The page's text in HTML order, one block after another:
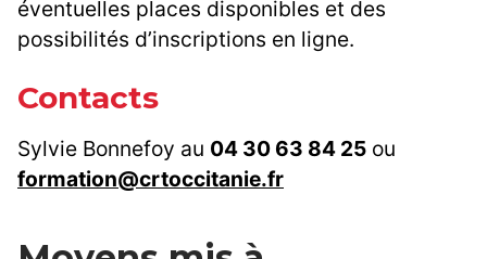
éventuelles places disponibles et des
possibilités d’inscriptions en ligne.
Contacts
Sylvie Bonnefoy au 04 30 63 84 25 ou
formation@crtoccitanie.fr